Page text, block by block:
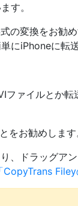
す。
の変換をお勧
にiPhoneに転
ァイルとか
をお勧めします
、ドラッグア
「CopyTrans Filey